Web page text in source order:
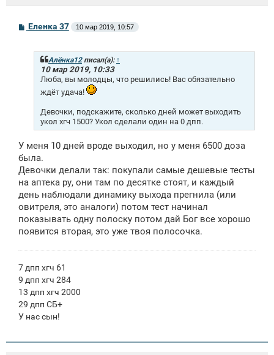
С
о
Еленка 37 10 мар 2019, 10:57
Алёнка12писал(а): ↑
10 мар 2019, 10:33
Люба, вы молодцы, что решились! Вас обязательно
ждёт удача!
Девочки, подскажите, сколько дней может выходить
укол хгч 1500? Укол сделали один на 0 дпп.
У меня 10 дней вроде выходил, но у меня 6500 доза
была.
Девочки делали так: покупали самые дешевые тесты
на аптека ру, они там по десятке стоят, и каждый
день наблюдали динамику выхода прегнила (или
овитреля, это аналоги) потом тест начинал
показывать одну полоску потом дай Бог все хорошо
появится вторая, это уже твоя полосочка.
7 дпп хгч 61
9 дпп хгч 284
13 дпп хгч 2000
29 дпп СБ+
У нас сын!